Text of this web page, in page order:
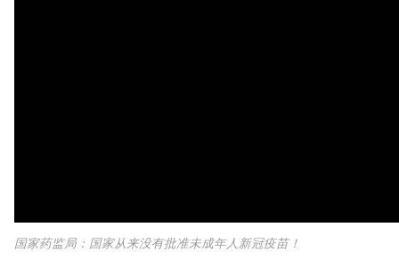
国家药监局：国家从来没有批准未成年人新冠疫苗！